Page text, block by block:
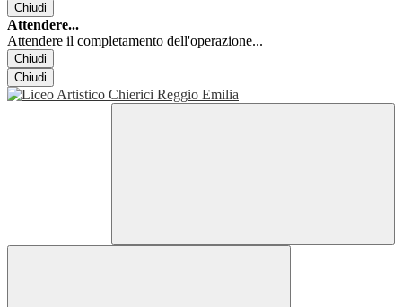
Chiudi
Attendere...
Attendere il completamento dell'operazione...
Chiudi
Chiudi